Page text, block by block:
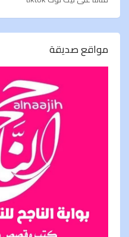
مواقع صديقة